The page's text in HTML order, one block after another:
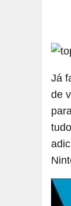
Já
de